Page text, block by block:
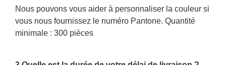
Nous pouvons vous aider à personnaliser la couleur si
vous nous fournissez le numéro Pantone. Quantité
minimale : 300 pièces